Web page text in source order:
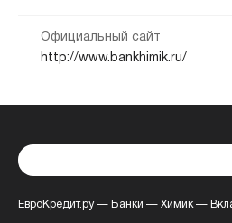
Официальный сайт
http://www.bankhimik.ru/
ЕвроКредит.ру— Банки — Химик —